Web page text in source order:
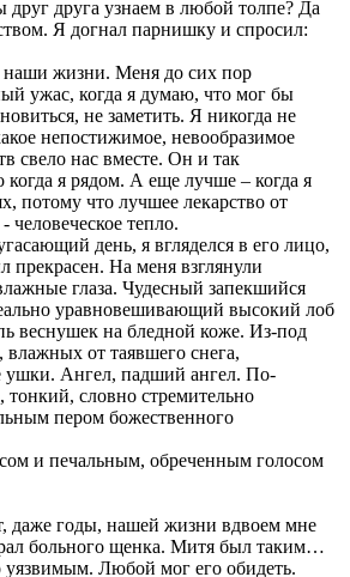
друга узнаем в любой толпе? Да
Я догнал парнишку и спросил:
наши жизни. Меня до сих пор
ужас, когда я думаю, что мог бы
не заметить. Я никогда не
непостижимое, невообразимое
свело нас вместе. Он и так
когда я рядом. А еще лучше – когда я
потому что лучшее лекарство от
человеческое тепло.
день, я вгляделся в его лицо,
прекрасен. На меня взглянули
глаза. Чудесный запекшийся
уравновешивающий высокий лоб
веснушек на бледной коже. Из-под
от таявшего снега,
ушки. Ангел, падший ангел. По-
словно стремительно
пером божественного
и печальным, обреченным голосом
даже годы, нашей жизни вдвоем мне
больного щенка. Митя был таким…
Любой мог его обидеть.